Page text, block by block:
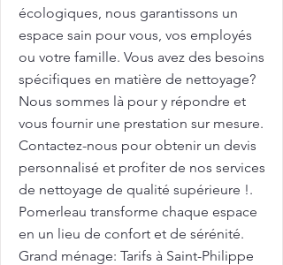
écologiques, nous garantissons un
espace sain pour vous, vos employés
ou votre famille. Vous avez des besoins
spécifiques en matière de nettoyage?
Nous sommes là pour y répondre et
vous fournir une prestation sur mesure.
Contactez-nous pour obtenir un devis
personnalisé et profiter de nos services
de nettoyage de qualité supérieure !.
Pomerleau transforme chaque espace
en un lieu de confort et de sérénité.
Grand ménage: Tarifs à Saint-Philippe